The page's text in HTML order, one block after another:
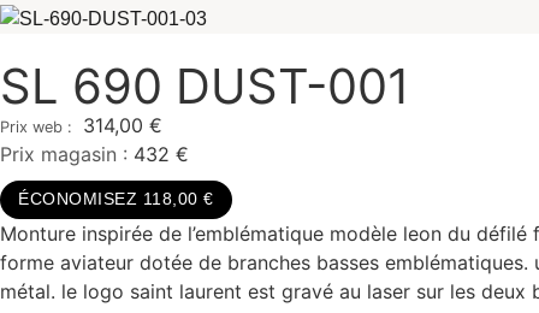
SL 690 DUST-001
314,00 €
Prix magasin : 432 €
ÉCONOMISEZ 118,00 €
Monture inspirée de l’emblématique modèle leon du
forme aviateur dotée de branches basses
métal. le logo saint laurent est gravé au laser sur les deux